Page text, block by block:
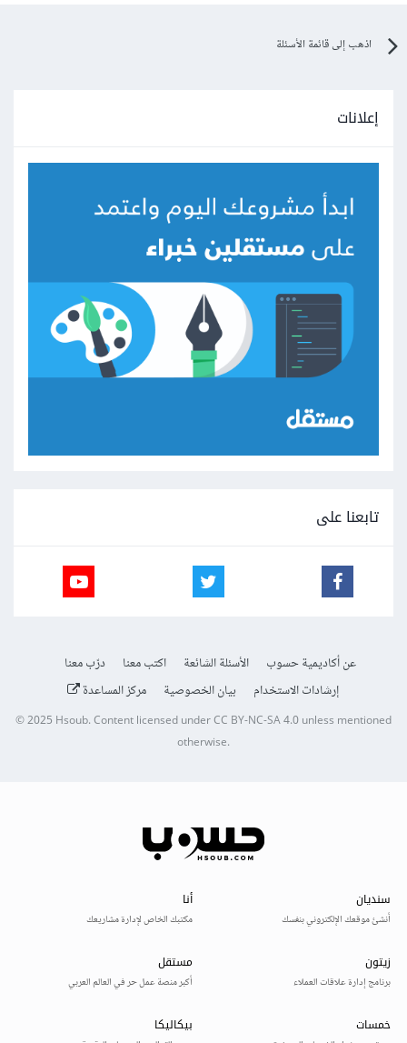
اذهب إلى قائمة الأسئلة
إعلانات
تابعنا على
عن أكاديمية حسوب الأسئلة الشائعة اكتب معنا
درّب معنا
إرشادات الاستخدام
بيان الخصوصية مركز المساعدة
© 2025Hsoub.Content licensed underCC BY-NC-SA 4.0unless mentioned
otherwise.